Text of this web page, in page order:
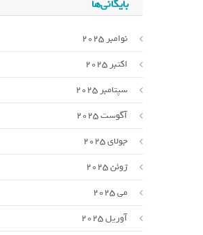
بایگانی‌ها
نوامبر 2025
اکتبر 2025
سپتامبر 2025
آگوست 2025
جولای 2025
ژوئن 2025
می 2025
آوریل 2025